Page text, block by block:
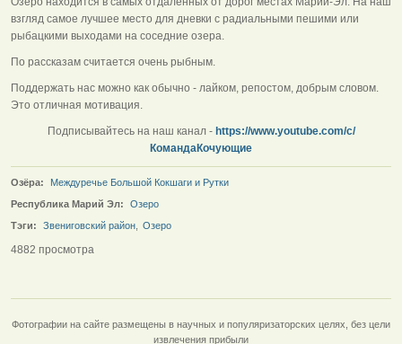
взгляд самое лучшее место для дневки с радиальными пешими или
рыбацкими выходами на соседние озера.
По рассказам считается очень рыбным.
Поддержать нас можно как обычно - лайком, репостом, добрым словом.
Это отличная мотивация.
Подписывайтесь на наш канал - https://www.youtube.com/c/
КомандаКочующие
Озёра:
Междуречье Большой Кокшаги и Рутки
Республика Марий Эл:
Озеро
Тэги:
Звениговский район Озеро
4882 просмотра
Фотографии на сайте размещены в научных и популяризаторских целях, без цели
извлечения прибыли